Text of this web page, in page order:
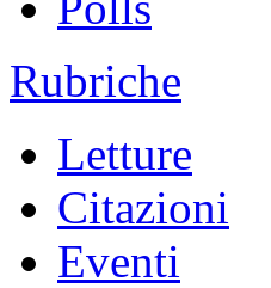
Rubriche
Letture
Citazioni
Eventi